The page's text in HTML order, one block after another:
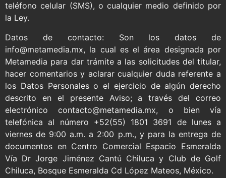
teléfono celular (SMS), o cualquier medio definido por
la Ley.
Datos de contacto: Son los datos de
info@metamedia.mx, la cual es el área designada por
Metamedia para dar trámite a las solicitudes del titular,
hacer comentarios y aclarar cualquier duda referente a
los Datos Personales o el ejercicio de algún derecho
descrito en el presente Aviso; a través del correo
electrónico contacto@metamedia.mx, o bien vía
telefónica al número +52(55) 1801 3691 de lunes a
viernes de 9:00 a.m. a 2:00 p.m., y para la entrega de
documentos en Centro Comercial Espacio Esmeralda
Vía Dr Jorge Jiménez Cantú Chiluca y Club de Golf
Chiluca, Bosque Esmeralda Cd López Mateos, México.